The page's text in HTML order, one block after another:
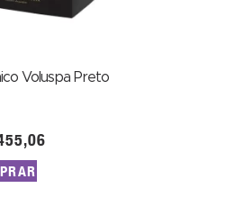
Voluspa Preto